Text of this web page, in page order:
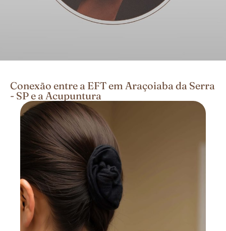
Conexão entre a EFT em Araçoiaba da Serra
- SP e a Acupuntura